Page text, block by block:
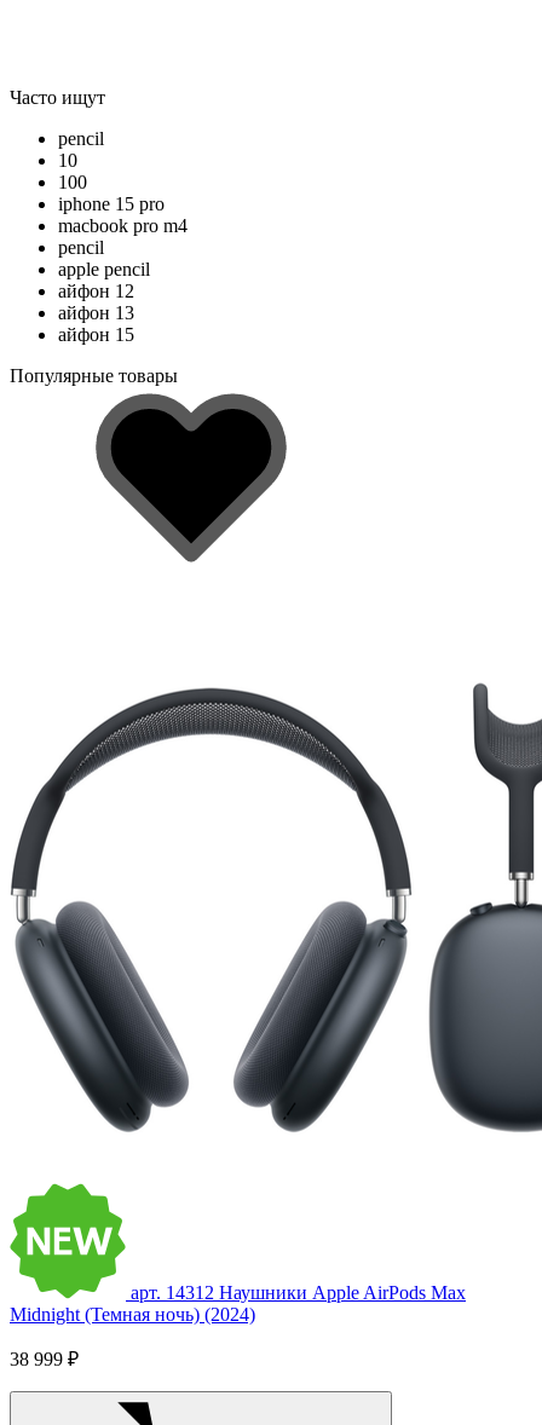
Часто ищут
pencil
10
100
iphone 15 pro
macbook pro m4
pencil
apple pencil
айфон 12
айфон 13
айфон 15
Популярные товары
арт. 14312 Наушники Apple AirPods Max
Midnight (Темная ночь) (2024)
38 999 ₽